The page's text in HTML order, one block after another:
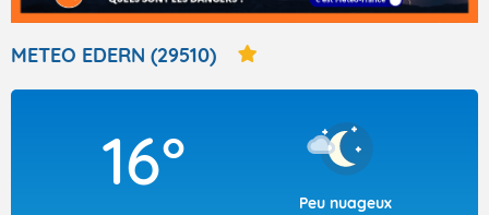
TOUS LES RÉSULTATS
Articles
METEO EDERN (29510)
16°
Peu nuageux